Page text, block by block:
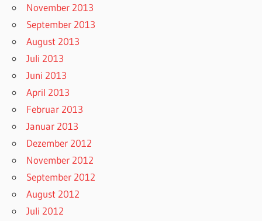
November 2013
September 2013
August 2013
Juli 2013
Juni 2013
April 2013
Februar 2013
Januar 2013
Dezember 2012
November 2012
September 2012
August 2012
Juli 2012